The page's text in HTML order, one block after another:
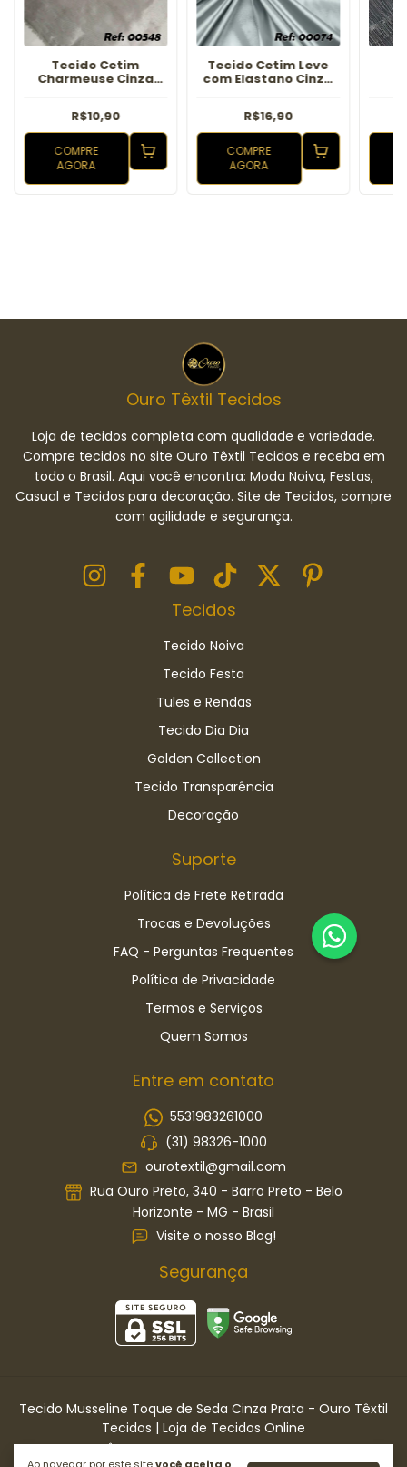
Tecido Cetim
Charmeuse Cinza
R$10,90
COMPRE
AGORA
Tecido Cetim Leve
com Elastano Cinza
R$16,90
COMPRE
AGORA
Ouro Têxtil Tecidos
Loja de tecidos completa com qualidade e variedade.
Compre tecidos no site Ouro Têxtil Tecidos e receba em
todo o Brasil. Aqui você encontra: Moda Noiva, Festas,
Casual e Tecidos para decoração. Site de Tecidos, compre
com agilidade e segurança.
Tecidos
Tecido Noiva
Tecido Festa
Tules e Rendas
Tecido Dia Dia
Golden Collection
Tecido Transparência
Decoração
Suporte
Política de Frete Retirada
Trocas e Devoluções
FAQ - Perguntas Frequentes
Política de Privacidade
Termos e Serviços
Quem Somos
Entre em contato
5531983261000
(31) 98326-1000
ourotextil@gmail.com
Rua Ouro Preto, 340 - Barro Preto - Belo
Horizonte - MG - Brasil
Visite o nosso Blog!
Segurança
Tecido Musseline Toque de Seda Cinza Prata - Ouro Têxtil
Tecidos | Loja de Tecidos Online
©2026. OURO TÊXTIL TECIDOS LTDA . Todos os direitos reservados.